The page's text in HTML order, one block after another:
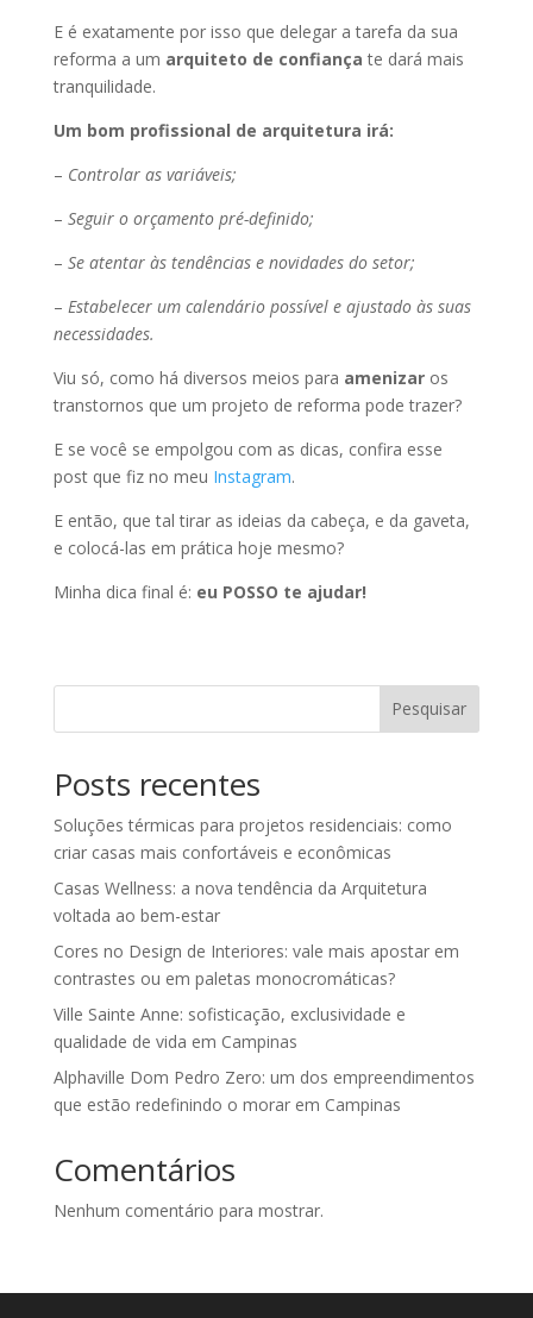
E é exatamente por isso que delegar a tarefa da sua
reforma a um arquiteto de confiançate dará mais
tranquilidade.
Um bom profissional de arquitetura irá:
– Controlar as variáveis;
– Seguir o orçamento pré-definido;
– Se atentar às tendências e novidades do setor;
– Estabelecer um calendário possível e ajustado às suas
necessidades.
Viu só, como há diversos meios para amenizaros
transtornos que um projeto de reforma pode trazer?
E se você se empolgou com as dicas, confira esse
post que fiz no meu Instagram.
E então, que tal tirar as ideias da cabeça, e da gaveta,
e colocá-las em prática hoje mesmo?
Minha dica final é: eu POSSO te ajudar!
Pesquisar
Posts recentes
Soluções térmicas para projetos residenciais: como
criar casas mais confortáveis e econômicas
Casas Wellness: a nova tendência da Arquitetura
voltada ao bem-estar
Cores no Design de Interiores: vale mais apostar em
contrastes ou em paletas monocromáticas?
Ville Sainte Anne: sofisticação, exclusividade e
qualidade de vida em Campinas
Alphaville Dom Pedro Zero: um dos empreendimentos
que estão redefinindo o morar em Campinas
Comentários
Nenhum comentário para mostrar.